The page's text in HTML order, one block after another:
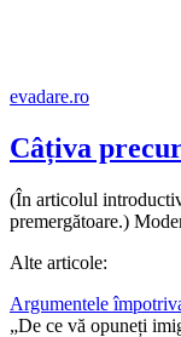
evadare.ro
Câțiva
(În articolul
premergătoare.)
Alte articole:
Argumentele
„De ce vă opuneți